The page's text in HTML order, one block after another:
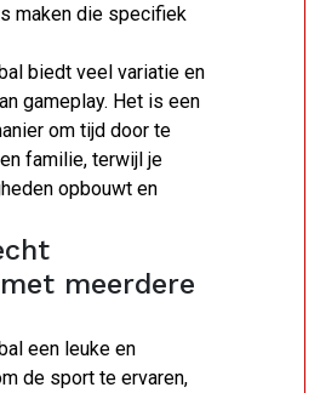
maken die specifiek
biedt veel variatie en
gameplay. Het is een
om tijd door te
familie, terwijl je
opbouwt en
meerdere
een leuke en
de sport te ervaren,